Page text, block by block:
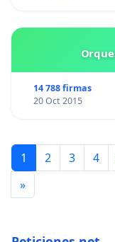
14 788 firmas
20 Oct 2015
1 2 3 4
»